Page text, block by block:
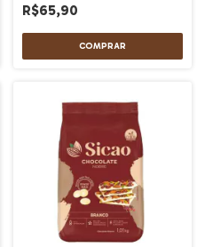
R$65,90